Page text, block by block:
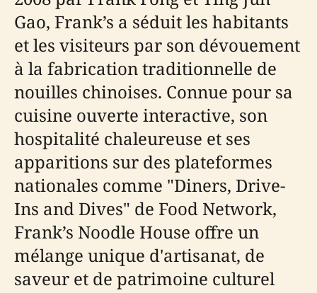
Gao, Frank’s a séduit les habitants
et les visiteurs par son dévouement
à la fabrication traditionnelle de
nouilles chinoises. Connue pour sa
cuisine ouverte interactive, son
hospitalité chaleureuse et ses
apparitions sur des plateformes
nationales comme "Diners, Drive-
Ins and Dives" de Food Network,
Frank’s Noodle House offre un
mélange unique d'artisanat, de
saveur et de patrimoine culturel